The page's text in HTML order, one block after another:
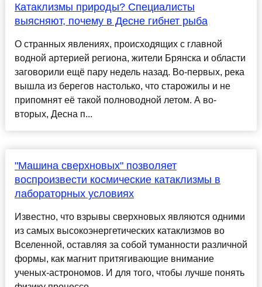
Катаклизмы природы? Специалисты
выясняют, почему в Десне гибнет рыба
О странных явлениях, происходящих с главной
водной артерией региона, жители Брянска и области
заговорили ещё пару недель назад. Во-первых, река
вышла из берегов настолько, что старожилы и не
припомнят её такой полноводной летом. А во-
вторых, Десна п...
"Машина сверхновых" позволяет
воспроизвести космические катаклизмы в
лабораторных условиях
Известно, что взрывы сверхновых являются одними
из самых высокоэнергетических катаклизмов во
Вселенной, оставляя за собой туманности различной
формы, как магнит притягивающие внимание
ученых-астрономов. И для того, чтобы лучше понять